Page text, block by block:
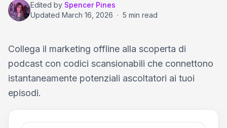
Edited by Spencer Pines
Updated March 16, 2026 · 5 min read
Collega il marketing offline alla scoperta di
podcast con codici scansionabili che connettono
istantaneamente potenziali ascoltatori ai tuoi
episodi.